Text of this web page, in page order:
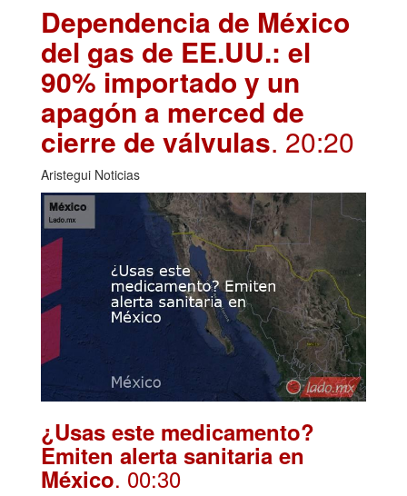
Dependencia de México
del gas de EE.UU.: el
90% importado y un
apagón a merced de
cierre de válvulas. 20:20
Aristegui Noticias
¿Usas este medicamento?
Emiten alerta sanitaria en
México. 00:30